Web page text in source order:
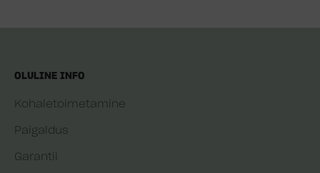
OLULINE INFO
Kohaletoimetamine
Paigaldus
Garantii